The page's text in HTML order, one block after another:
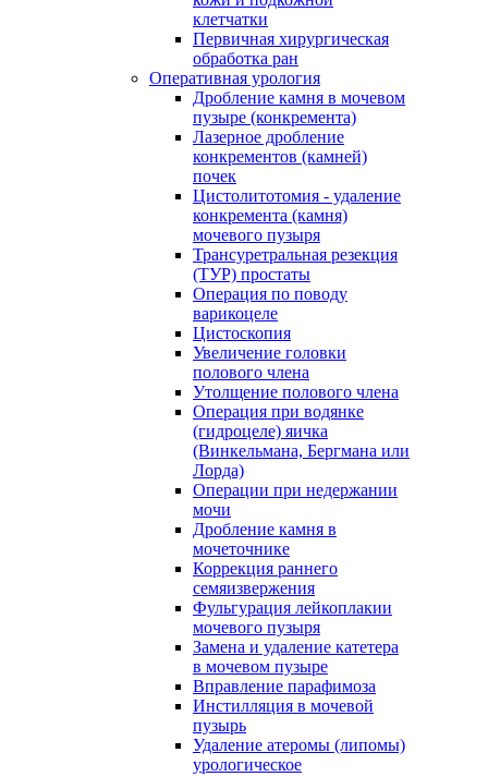
клетчатки
Первичная хирургическая
обработка ран
Оперативная урология
Дробление камня в мочевом
пузыре (конкремента)
Лазерное дробление
конкрементов (камней)
почек
Цистолитотомия - удаление
конкремента (камня)
мочевого пузыря
Трансуретральная резекция
(ТУР) простаты
Операция по поводу
варикоцеле
Цистоскопия
Увеличение головки
полового члена
Утолщение полового члена
Операция при водянке
(гидроцеле) яичка
(Винкельмана, Бергмана или
Лорда)
Операции при недержании
мочи
Дробление камня в
мочеточнике
Коррекция раннего
семяизвержения
Фульгурация лейкоплакии
мочевого пузыря
Замена и удаление катетера
в мочевом пузыре
Вправление парафимоза
Инстилляция в мочевой
пузырь
Удаление атеромы (липомы)
урологическое